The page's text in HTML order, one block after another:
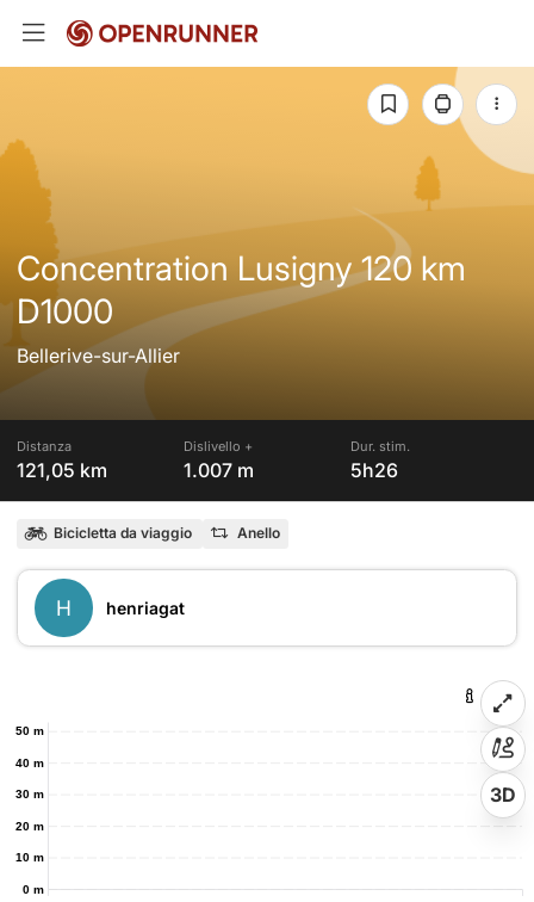
Concentration Lusigny 120 km
D1000
Bellerive-sur-Allier
Distanza
121,05 km
Dislivello +
1.007 m
Dur. stim.
5h26
Bicicletta da viaggio Anello
H henriagat
0 m
10 m
20 m
30 m
40 m
50 m
3D